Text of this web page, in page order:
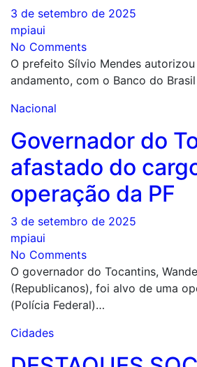
3 de setembro de 2025
mpiaui
No Comments
O prefeito Sílvio Mendes
andamento, com o Banco do
Nacional
Governador do
afastado do
operação da PF
3 de setembro de 2025
mpiaui
No Comments
O governador do Tocantins,
(Republicanos), foi alvo de uma
(Polícia Federal)…
Cidades